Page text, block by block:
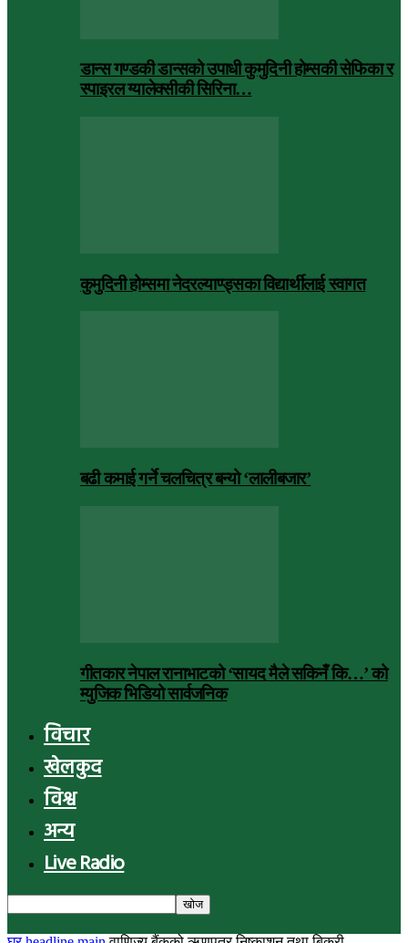
डान्स गण्डकी डान्सको उपाधी कुमुदिनी होम्सकी सेफिका र
स्पाइरल ग्यालेक्सीकी सिरिना…
कुमुदिनी होम्समा नेदरल्याण्ड्सका विद्यार्थीलाई स्वागत
बढी कमाई गर्ने चलचित्र बन्यो ‘लालीबजार’
गीतकार नेपाल रानाभाटको ‘सायद मैले सकिनँ कि…’ को
म्युजिक भिडियो सार्वजनिक
विचार
खेलकुद
विश्व
अन्य
Live Radio